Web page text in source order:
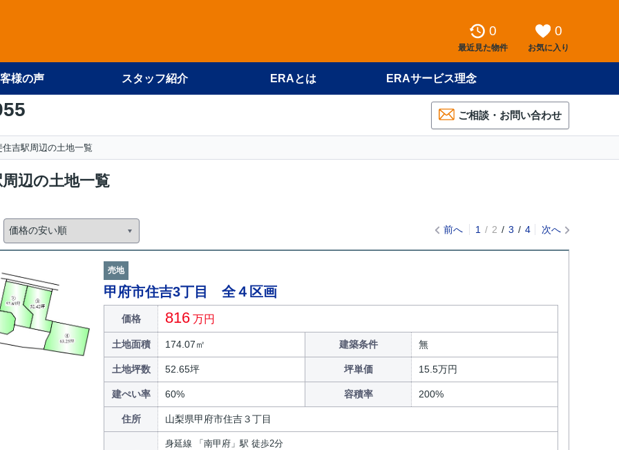
0
最近見た物件
0
お気に入り
様の声 スタッフ紹介 ERAとは ERAサービス理念
ご相談・お問い合わせ
住吉駅周辺の土地一覧
辺の土地一覧
前へ 1 2 3 4 次へ
売地
甲府市住吉3丁目 全４区画
価格 816 万円
土地面積 174.07㎡ 建築条件 無
土地坪数 52.65坪 坪単価 15.5万円
建ぺい率 60% 容積率 200%
住所 山梨県甲府市住吉３丁目
身延線 「南甲府」駅 徒歩2分